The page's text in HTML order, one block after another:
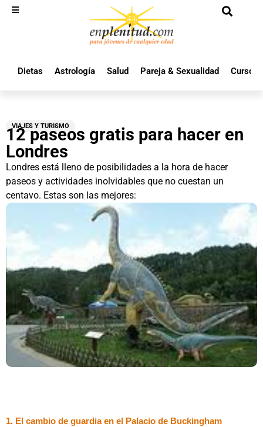
Dietas Astrología Salud Pareja & Sexualidad Cursos
VIAJES Y TURISMO
12 paseos gratis para hacer en
Londres
Londres está lleno de posibilidades a la hora de hacer
paseos y actividades inolvidables que no cuestan un
centavo. Estas son las mejores:
1. El cambio de guardia en el Palacio de Buckingham